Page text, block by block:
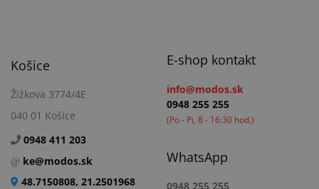
Košice
Žižkova 3774/4E
040 01 Košice
0948 411 203
ke@modos.sk
48.7150808, 21.2501968
E-shop kontakt
info@modos.sk
0948 255 255
(Po - Pi, 8 - 16:30 hod.)
WhatsApp
0948 255 255